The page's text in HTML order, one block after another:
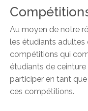
Au moyen de notre
les étudiants adultes
compétitions qui
étudiants de
participer en tant
ces compétitions.